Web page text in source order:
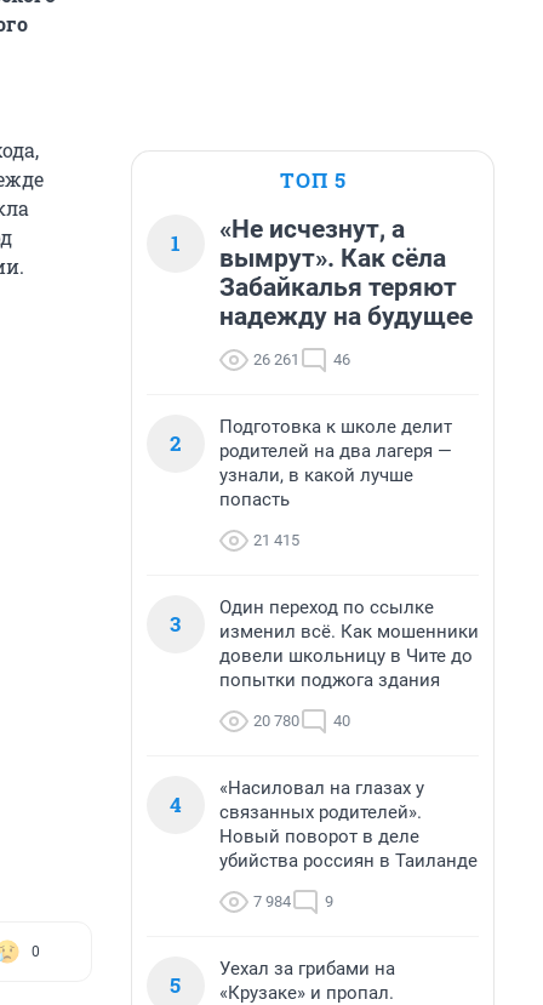
0
ТОП 5
1
«Не исчезнут, а
вымрут». Как сёла
Забайкалья теряют
надежду на будущее
26 261 46
2
Подготовка к школе делит
родителей на два лагеря —
узнали, в какой лучше
попасть
21 415
3
Один переход по ссылке
изменил всё. Как мошенники
довели школьницу в Чите до
попытки поджога здания
20 780 40
4
«Насиловал на глазах у
связанных родителей».
Новый поворот в деле
убийства россиян в Таиланде
7 984 9
5
Уехал за грибами на
«Крузаке» и пропал.